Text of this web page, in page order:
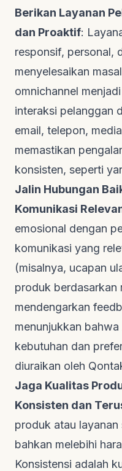
Berikan Layanan
dan Proaktif:
responsif, personal,
menyelesaikan
omnichannel
interaksi pelanggan
email, telepon,
memastikan
konsisten, seperti
Jalin Hubungan
Komunikasi
emosional dengan
komunikasi yang
(misalnya, ucapan
produk berdasarkan
mendengarkan
menunjukkan
kebutuhan dan
diuraikan oleh
Jaga Kualitas
Konsisten dan
produk atau layanan
bahkan melebihi
Konsistensi adalah